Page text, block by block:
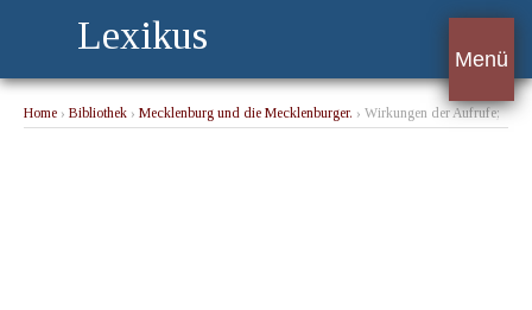
Lexikus
Menü
Home › Bibliothek › Mecklenburg und die Mecklenburger. › Wirkungen der Aufrufe;